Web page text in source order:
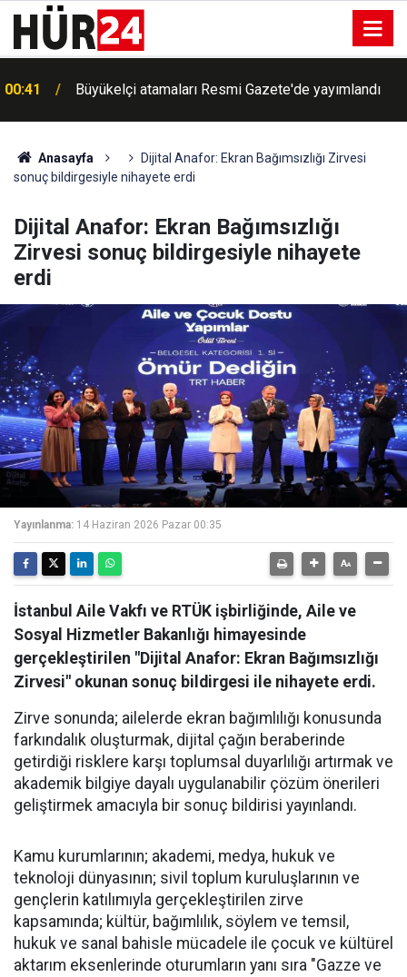
00:38
verildi
Anasayfa
Dijital Anafor: Ekran Bağımsızlığı Zirvesi
sonuç bildirgesiyle nihayete erdi
Dijital Anafor: Ekran Bağımsızlığı
Zirvesi sonuç bildirgesiyle nihayete
erdi
Yayınlanma: 14 Haziran 2026 Pazar 00:35
İstanbul Aile Vakfı ve RTÜK işbirliğinde, Aile ve
Sosyal Hizmetler Bakanlığı himayesinde
gerçekleştirilen "Dijital Anafor: Ekran Bağımsızlığı
Zirvesi" okunan sonuç bildirgesi ile nihayete erdi.
Zirve sonunda; ailelerde ekran bağımlılığı konusunda
farkındalık oluşturmak, dijital çağın beraberinde
getirdiği risklere karşı toplumsal duyarlılığı artırmak ve
akademik bilgiye dayalı uygulanabilir çözüm önerileri
geliştirmek amacıyla bir sonuç bildirisi yayınlandı.
Kamu kurumlarının; akademi, medya, hukuk ve
teknoloji dünyasının; sivil toplum kuruluşlarının ve
gençlerin katılımıyla gerçekleştirilen zirve
kapsamında; kültür, bağımlılık, söylem ve temsil,
hukuk ve sanal bahisle mücadele ile çocuk ve kültürel
aktarım eksenlerinde oturumların yanı sıra "Gazze ve